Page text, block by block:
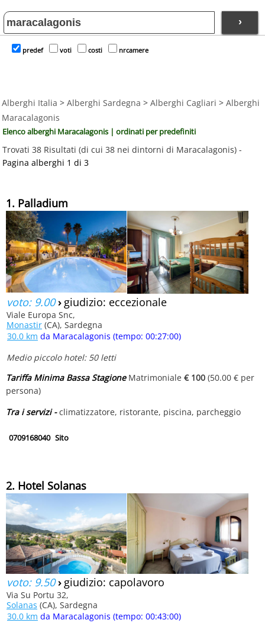
›
predef voti costi nrcamere
Alberghi Italia > Alberghi Sardegna > Alberghi Cagliari > Alberghi
Maracalagonis
Elenco alberghi Maracalagonis | ordinati per predefiniti
Trovati 38 Risultati (di cui 38 nei dintorni di Maracalagonis) -
Pagina alberghi 1 di 3
1. Palladium
voto: 9.00› giudizio: eccezionale
Viale Europa Snc,
Monastir (CA), Sardegna
30.0 km da Maracalagonis (tempo: 00:27:00)
Medio piccolo hotel: 50 letti
Tariffa Minima Bassa StagioneMatrimoniale € 100 (50.00 € per
persona)
Tra i servizi -climatizzatore, ristorante, piscina, parcheggio
0709168040 Sito
2. Hotel Solanas
voto: 9.50› giudizio: capolavoro
Via Su Portu 32,
Solanas (CA), Sardegna
30.0 km da Maracalagonis (tempo: 00:43:00)